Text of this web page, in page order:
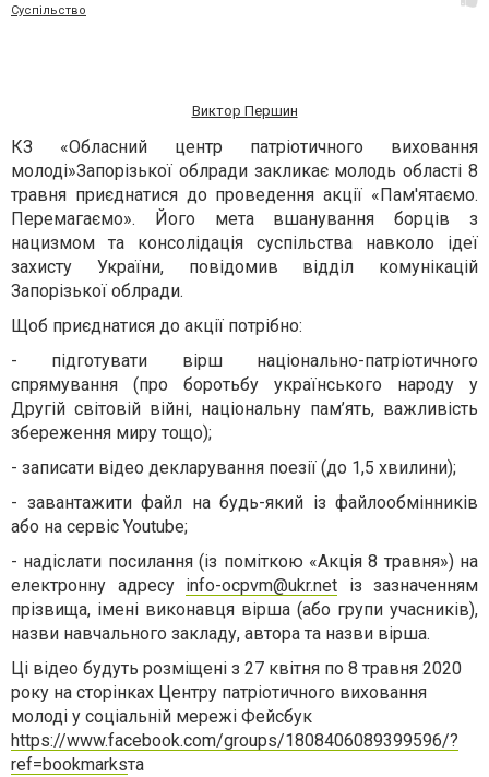
Суспільство
Виктор Першин
КЗ «Обласний центр патріотичного виховання
молоді»Запорізької облради закликає молодь області 8
травня приєднатися до проведення акції «Пам'ятаємо.
Перемагаємо». Його мета вшанування борців з
нацизмом та консолідація суспільства навколо ідеї
захисту України, повідомив відділ комунікацій
Запорізької облради.
Щоб приєднатися до акції потрібно:
- підготувати вірш національно-патріотичного
спрямування (про боротьбу українського народу у
Другій світовій війні, національну пам’ять, важливість
збереження миру тощо);
- записати відео декларування поезії (до 1,5 хвилини);
- завантажити файл на будь-який із файлообмінників
або на сервіс Youtube;
- надіслати посилання (із поміткою «Акція 8 травня») на
електронну адресу info-ocpvm@ukr.net із зазначенням
прізвища, імені виконавця вірша (або групи учасників),
назви навчального закладу, автора та назви вірша.
Ці відео будуть розміщені з 27 квітня по 8 травня 2020
року на сторінках Центру патріотичного виховання
молоді у соціальній мережі Фейсбук
https://www.facebook.com/groups/1808406089399596/?
ref=bookmarksта